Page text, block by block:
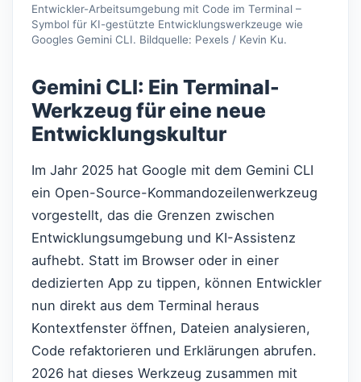
Entwickler-Arbeitsumgebung mit Code im Terminal –
Symbol für KI-gestützte Entwicklungswerkzeuge wie
Googles Gemini CLI. Bildquelle: Pexels / Kevin Ku.
Gemini CLI: Ein Terminal-
Werkzeug für eine neue
Entwicklungskultur
Im Jahr 2025 hat Google mit dem Gemini CLI
ein Open-Source-Kommandozeilenwerkzeug
vorgestellt, das die Grenzen zwischen
Entwicklungsumgebung und KI-Assistenz
aufhebt. Statt im Browser oder in einer
dedizierten App zu tippen, können Entwickler
nun direkt aus dem Terminal heraus
Kontextfenster öffnen, Dateien analysieren,
Code refaktorieren und Erklärungen abrufen.
2026 hat dieses Werkzeug zusammen mit